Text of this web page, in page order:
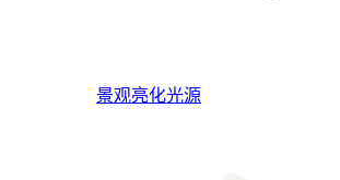
景观亮化光源